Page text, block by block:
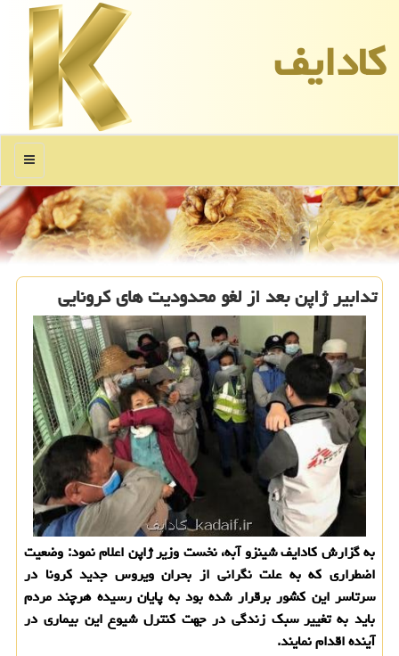
كادایف
منو
تدابیر ژاپن بعد از لغو محدودیت های كرونایی
به گزارش كادایف شینزو آبه، نخست وزیر ژاپن اعلام نمود: وضعیت
اضطراری كه به علت نگرانی از بحران ویروس جدید كرونا در
سرتاسر این كشور برقرار شده بود به پایان رسیده هرچند مردم
باید به تغییر سبك زندگی در جهت كنترل شیوع این بیماری در
آینده اقدام نمایند.